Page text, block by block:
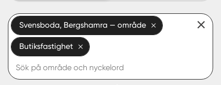
Start
Logga in
Svensboda, Bergshamra — område
Butiksfastighet